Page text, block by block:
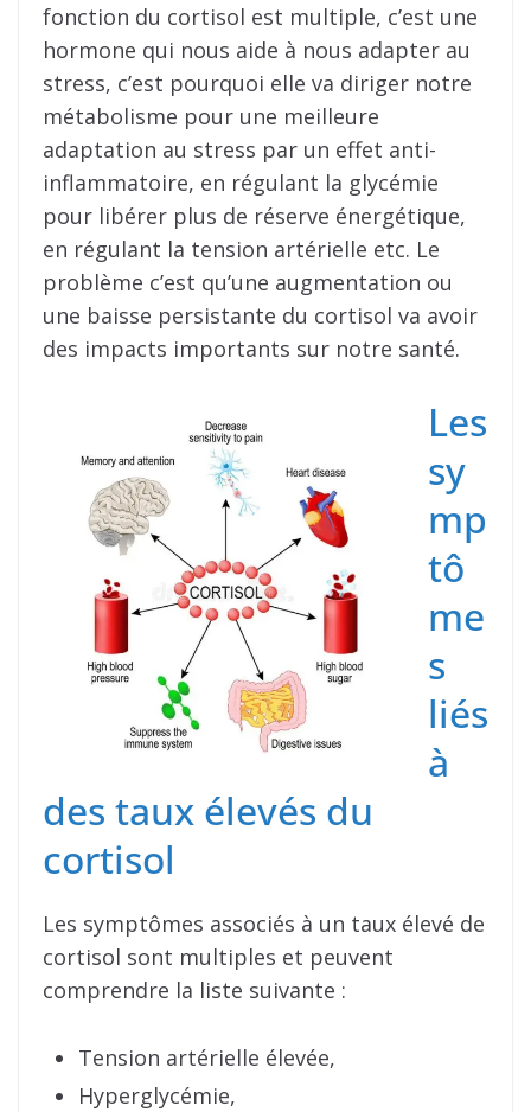
fonction du cortisol est multiple, c’est une
hormone qui nous aide à nous adapter au
stress, c’est pourquoi elle va diriger notre
métabolisme pour une meilleure
adaptation au stress par un effet anti-
inflammatoire, en régulant la glycémie
pour libérer plus de réserve énergétique,
en régulant la tension artérielle etc. Le
problème c’est qu’une augmentation ou
une baisse persistante du cortisol va avoir
des impacts importants sur notre santé.
Les
sy
mp
tô
me
s
liés
à
des taux élevés du
cortisol
Les symptômes associés à un taux élevé de
cortisol sont multiples et peuvent
comprendre la liste suivante :
Tension artérielle élevée,
Hyperglycémie,